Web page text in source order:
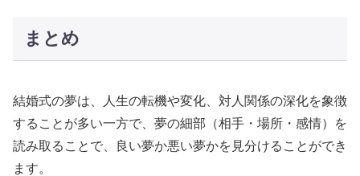
まとめ
結婚式の夢は、人生の転機や変化、対人関係の深化を象徴
することが多い一方で、夢の細部（相手・場所・感情）を
読み取ることで、良い夢か悪い夢かを見分けることができ
ます。